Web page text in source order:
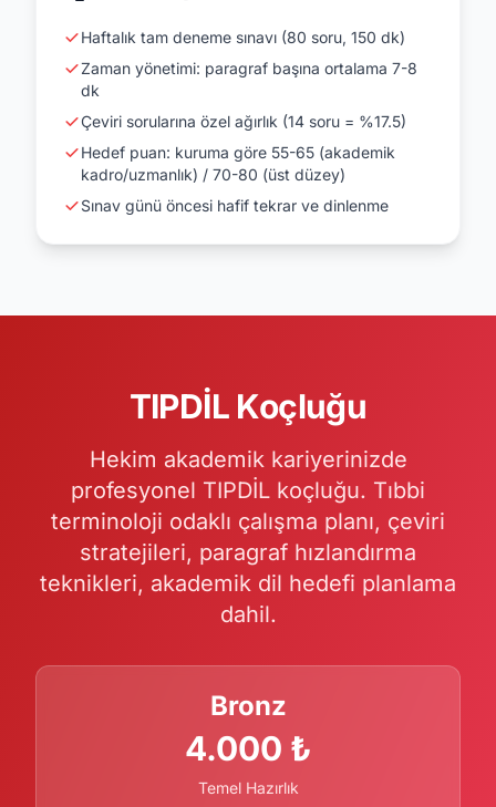
Haftalık tam deneme sınavı (80 soru, 150 dk)
Zaman yönetimi: paragraf başına ortalama 7-8
dk
Çeviri sorularına özel ağırlık (14 soru = %17.5)
Hedef puan: kuruma göre 55-65 (akademik
kadro/uzmanlık) / 70-80 (üst düzey)
Sınav günü öncesi hafif tekrar ve dinlenme
TIPDİL Koçluğu
Hekim akademik kariyerinizde
profesyonel TIPDİL koçluğu. Tıbbi
terminoloji odaklı çalışma planı, çeviri
stratejileri, paragraf hızlandırma
teknikleri, akademik dil hedefi planlama
dahil.
Bronz
4.000 ₺
Temel Hazırlık